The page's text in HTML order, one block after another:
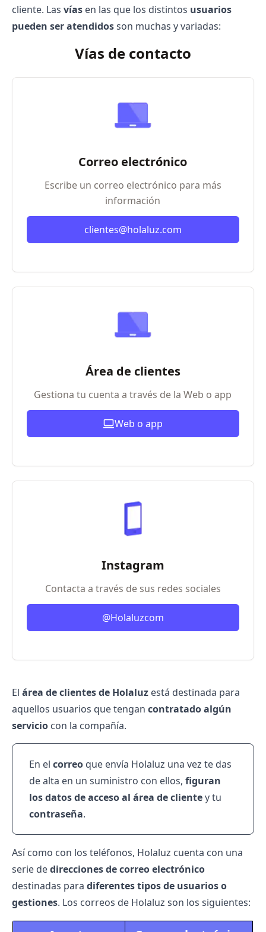
cliente. Las vías en las que los distintos usuarios
pueden ser atendidosson muchas y variadas:
Vías de contacto
Correo electrónico
Escribe un correo electrónico para más
información
clientes@holaluz.com
Área de clientes
Gestiona tu cuenta a través de la Web o app
Web o app
Instagram
Contacta a través de sus redes sociales
@Holaluzcom
El área de clientes de Holaluz está destinada para
aquellos usuarios que tengan contratado algún
servicio con la compañía.
En el correo que envía Holaluz una vez te das
dealta en un suministro con ellos, figuran
los datos de acceso al área de clientey tu
contraseña.
Así como con los teléfonos, Holaluz cuenta con una
serie dedirecciones de correo electrónico
destinadas para diferentes tipos de usuarios o
gestiones. Los correos de Holaluz son los siguientes: